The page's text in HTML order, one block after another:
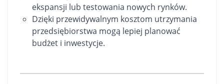
ekspansji lub testowania nowych rynków.
Dzięki przewidywalnym kosztom utrzymania
przedsiębiorstwa mogą lepiej planować
budżet i inwestycje.